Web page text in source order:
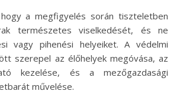
a megfigyelés során tiszteletben
természetes viselkedését, és ne
vagy pihenési helyeiket. A védelmi
szerepel az élőhelyek megóvása, az
kezelése, és a mezőgazdasági
művelése.